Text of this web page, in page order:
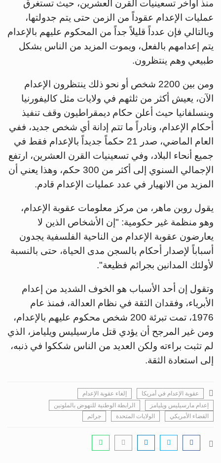
منذ أواخر تسعينيات القرن العشرين، حيث تستغرق
عمليات الإعدام عقوداً من الزمن حتى يتم جدولتها،
وبالتالي فإن عدداً قليلاً جداً من المحكوم عليهم بالإعدام
يتم إعدامهم بالفعل، ويموت المزيد من الناس بشكل
طبيعي وهم ينتظرون.
ومن بين 2200 شخص أو نحو ذلك ينتظرون الإعدام
الآن، يعيش أكثر من ثلثهم في ولايات مثل كاليفورنيا
وبنسلفانيا حيث أعلن حكام ديمقراطيون وقف تنفيذ
أحكام الإعدام، ونادراً ما تتم إدانة أي شخص جديد، ففي
العام الماضي، صدر 21 حكماً جديداً بالإعدام فقط في
جميع أنحاء البلاد، وفي تسعينيات القرن العشرين، ارتفع
الإجمالي السنوي إلى أكثر من 300 حكم، وهذا يعني أن
المزيد من الانهيار في عدد عمليات الإعدام قادم.
يقول روبن ماهر، من مركز معلومات عقوبة الإعدام،
وهو منظمة غير حكومية: "إن الأشخاص الذين لا
يعارضون عقوبة الإعدام من الناحية الفلسفية يجدون
أسباباً لإصدار أحكام بالسجن مدى الحياة، حتى بالنسبة
لأولئك المدانين بجرائم فظيعة".
وتقول إن أحد الأسباب هو الخوف الشديد من إعدام
الأبرياء، وفقدان الثقة في نظام العدالة، فمنذ عام
1976، تمت تبرئة 200 شخص محكوم عليهم بالإعدام،
ومن غير المرجح أن يؤدي قتل مارسيليس ويليامز، الذي
لم تثبت براءته ولكن العديد من الناس شككوا في ذنبه،
إلى استعادة الثقة.
عقوبة الإعدام في أمريكا
إلغاء عقوبة الإعدام
إعدام مارسيليس ويليامز
الرابطة الوطنية للنهوض بالملونين
القضاء الأمريكي
الولايات المتحدة جرائم